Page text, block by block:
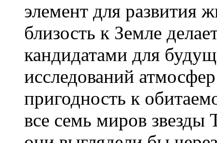
элемент для развития
близость к Земле
кандидатами для
исследований
пригодность к
все семь миров звезды